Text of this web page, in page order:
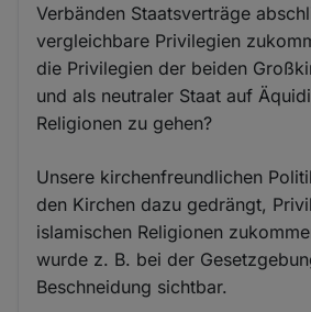
Verbänden Staatsverträge
vergleichbare Privilegien
die Privilegien der beiden
und als neutraler Staat auf
Religionen zu gehen?
Unsere kirchenfreundlichen
den Kirchen dazu gedrängt,
islamischen Religionen
wurde z. B. bei der
Beschneidung sichtbar.